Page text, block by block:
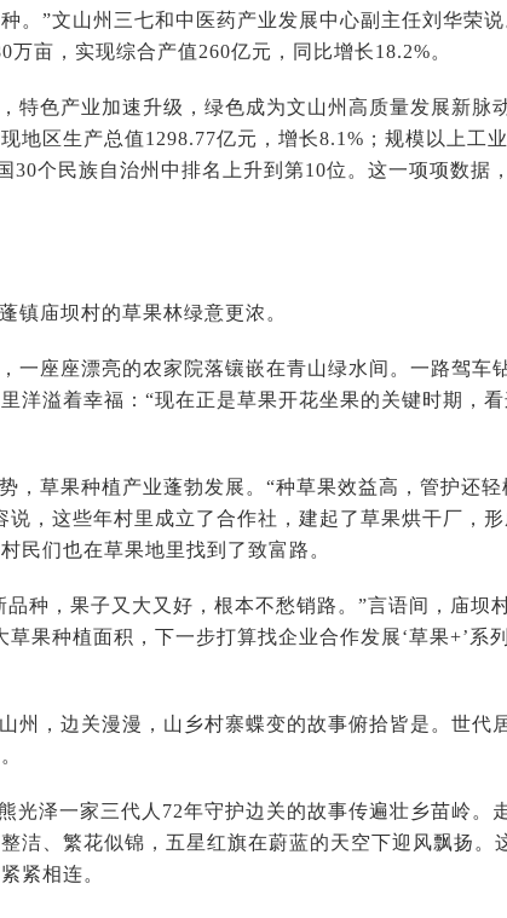
。”文山州三七和中医药产业发展中心副主任刘华荣
万亩，实现综合产值260亿元，同比增长18.2%。
特色产业加速升级，绿色成为文山州高质量发展新脉
地区生产总值1298.77亿元，增长8.1%；规模以上工
30个民族自治州中排名上升到第10位。这一项项数据
镇庙坝村的草果林绿意更浓。
一座座漂亮的农家院落镶嵌在青山绿水间。一路驾车
洋溢着幸福：“现在正是草果开花坐果的关键时期，
，草果种植产业蓬勃发展。“种草果效益高，管护还
说，这些年村里成立了合作社，建起了草果烘干厂，
民们也在草果地里找到了致富路。
品种，果子又大又好，根本不愁销路。”言语间，庙坝
草果种植面积，下一步打算找企业合作发展‘草果+’系
州，边关漫漫，山乡村寨蝶变的故事俯拾皆是。世代
光泽一家三代人72年守护边关的故事传遍壮乡苗岭。
洁、繁花似锦，五星红旗在蔚蓝的天空下迎风飘扬。
紧相连。